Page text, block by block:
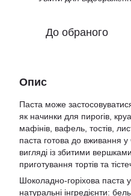
До обраного
Опис
Паста може
як начинки для пирогів,
мафінів, вафель, тостів,
паста готова до вживання
вигляді із збитими
приготування тортів та
Шоколадно-горіхова паста
натуральні інгредієнти: